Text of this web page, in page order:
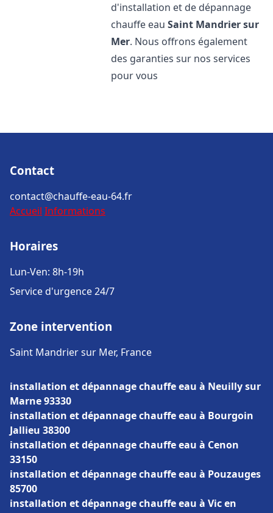
d'installation et de dépannage
chauffe eauSaint Mandrier sur
Mer. Nous offrons également
des garanties sur nos services
pour vous
Contact
contact@chauffe-eau-64.fr
Accueil Informations
Horaires
Lun-Ven: 8h-19h
Service d'urgence 24/7
Zone intervention
Saint Mandrier sur Mer, France
installation et dépannage chauffe eau à Neuilly sur
Marne 93330
installation et dépannage chauffe eau à Bourgoin
Jallieu 38300
installation et dépannage chauffe eau à Cenon
33150
installation et dépannage chauffe eau à Pouzauges
85700
installation et dépannage chauffe eau à Vic en